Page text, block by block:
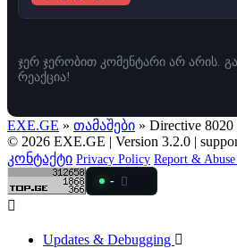
ჯერ ჯერობით კომენტარი არ არის.
რეაქცია!
EXE.GE » თამაშები » Directive 8020
© 2026 EXE.GE | Version 3.2.0 |
კონტაქტი Privacy Policy Report &
-
Updates & Debugging